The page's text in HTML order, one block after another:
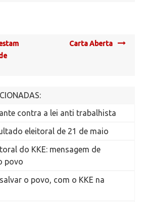
Carta Aberta
contra a lei anti trabalhista
eleitoral de 21 de maio
do KKE: mensagem de
povo
o povo, com o KKE na